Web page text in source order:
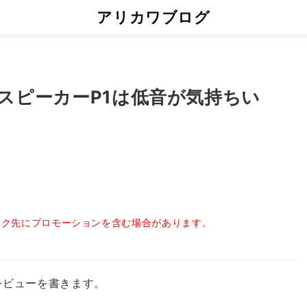
アリカワブログ
ピーカーP1は低音が気持ちい
先にプロモーションを含む場合があります。
ューを書きます。